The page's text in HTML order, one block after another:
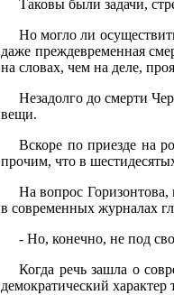
Таковы были задачи,
Но могло ли
даже преждевременная
на словах, чем на деле,
Незадолго до смерти
вещи.
Вскоре по приезде на
прочим, что в
На вопрос
в современных журналах
- Но, конечно, не под
Когда речь зашла о
демократический